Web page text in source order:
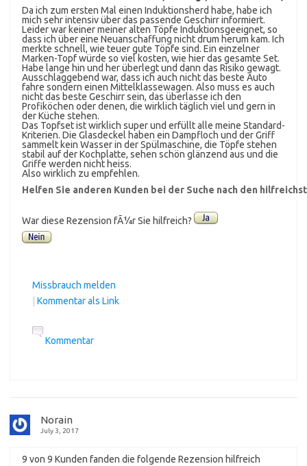
Da ich zum ersten Mal einen Induktionsherd habe, habe ich
mich sehr intensiv über das passende Geschirr informiert.
Leider war keiner meiner alten Töpfe Induktionsgeeignet, so
dass ich über eine Neuanschaffung nicht drum herum kam. Ich
merkte schnell, wie teuer gute Töpfe sind. Ein einzelner
Marken-Topf würde so viel kosten, wie hier das gesamte Set.
Habe lange hin und her überlegt und dann das Risiko gewagt.
Ausschlaggebend war, dass ich auch nicht das beste Auto
fahre sondern einen Mittelklassewagen. Also muss es auch
nicht das beste Geschirr sein, das überlasse ich den
Profiköchen oder denen, die wirklich täglich viel und gern in
der Küche stehen.
Das Topfset ist wirklich super und erfüllt alle meine Standard-
Kriterien. Die Glasdeckel haben ein Dampfloch und der Griff
sammelt kein Wasser in der Spülmaschine, die Töpfe stehen
stabil auf der Kochplatte, sehen schön glänzend aus und die
Griffe werden nicht heiss.
Also wirklich zu empfehlen.
Helfen Sie anderen Kunden bei der Suche nach den
War diese Rezension fÃ¼r Sie hilfreich?
Missbrauch melden
Kommentar als Link
Kommentar
Norain
July 3, 2017
9 von 9 Kunden fanden die folgende Rezension hilfreich